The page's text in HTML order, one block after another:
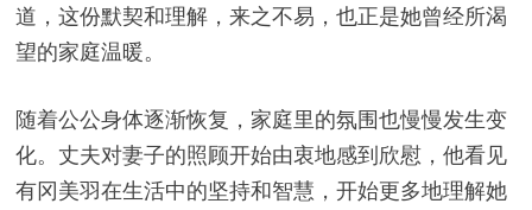
道，这份默契和理解，来之不易，也正是她曾经所渴
望的家庭温暖。
随着公公身体逐渐恢复，家庭里的氛围也慢慢发生变
化。丈夫对妻子的照顾开始由衷地感到欣慰，他看见
有冈美羽在生活中的坚持和智慧，开始更多地理解她